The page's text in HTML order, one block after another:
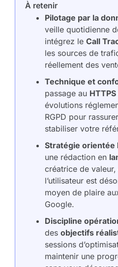
À retenir
Pilotage par la
veille quotidienne
intégrez le Call
les sources de
réellement des
Technique et
passage au HTTPS
évolutions
RGPD pour
stabiliser votre
Stratégie orientée
une rédaction en
créatrice de
l’utilisateur est
moyen de plaire
Google.
Discipline
des objectifs
sessions
maintenir une